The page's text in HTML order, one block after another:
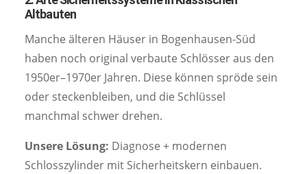
Altbauten
Manche älteren Häuser in Bogenhausen-Süd
haben noch original verbaute Schlösser aus den
1950er–1970er Jahren. Diese können spröde sein
oder steckenbleiben, und die Schlüssel
manchmal schwer drehen.
Unsere Lösung: Diagnose + modernen
Schlosszylinder mit Sicherheitskern einbauen.